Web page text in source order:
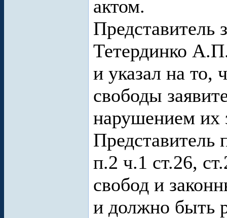
актом.
Представитель
Тетердинко
и указал на то,
свободы
нарушением их
Представитель
п.2 ч.1 ст.26,
свобод и
и должно быть